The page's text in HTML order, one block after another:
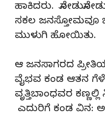
ಹಾಕಿದರು.
ಸಕಲ ಜನಸ್ತೋಮವೂ
ಮುಳುಗಿ ಹೋಯಿತು.
ಆ ಜನಸಾಗರದ
ವೈಭವ ಕಂಡ ಆತನ
ವೃತ್ತಿಬಾಂಧವರ
ಎದುರಿಗೆ ಕಂಡ ವಿನ: